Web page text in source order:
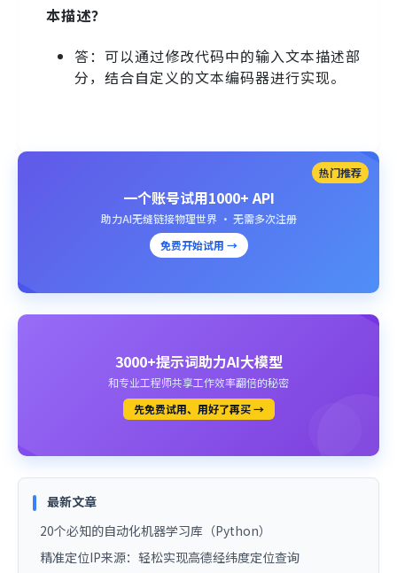
本描述？
答：可以通过修改代码中的输入文本描述部
分，结合自定义的文本编码器进行实现。
热门推荐
一个账号试用1000+ API
助力AI无缝链接物理世界 · 无需多次注册
免费开始试用 →
3000+提示词助力AI大模型
和专业工程师共享工作效率翻倍的秘密
先免费试用、用好了再买 →
最新文章
20个必知的自动化机器学习库（Python）
精准定位IP来源：轻松实现高德经纬度定位查询